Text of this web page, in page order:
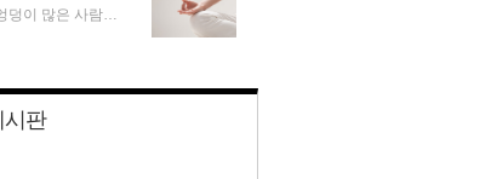
덩이 많은 사람이
시판